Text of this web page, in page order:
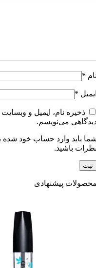
*
*
ذخیره نام، ایمیل و
می‌نویسم.
باید وارد حساب خود شده
باشید.
پیشنهادی